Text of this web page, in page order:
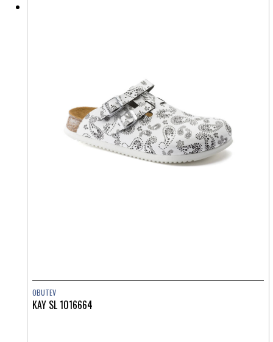
OBUTEV
KAY SL 1016664